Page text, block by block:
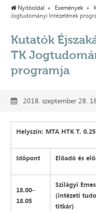
Nyitóoldal Események
Jogtudományi Intézetének
Kutatók
TK
programja
2018. szeptember 28.
Helyszín: MTA HTK T.
Időpont Előadó és
18.00–
18.05
Szilágyi
(intézeti
titkár)